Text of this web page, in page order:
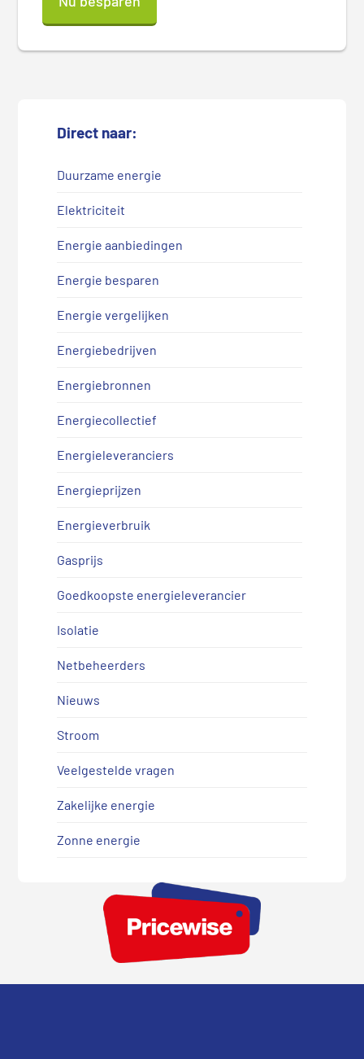
Direct naar:
Duurzame energie
Elektriciteit
Energie aanbiedingen
Energie besparen
Energie vergelijken
Energiebedrijven
Energiebronnen
Energiecollectief
Energieleveranciers
Energieprijzen
Energieverbruik
Gasprijs
Goedkoopste energieleverancier
Isolatie
Netbeheerders
Nieuws
Stroom
Veelgestelde vragen
Zakelijke energie
Zonne energie